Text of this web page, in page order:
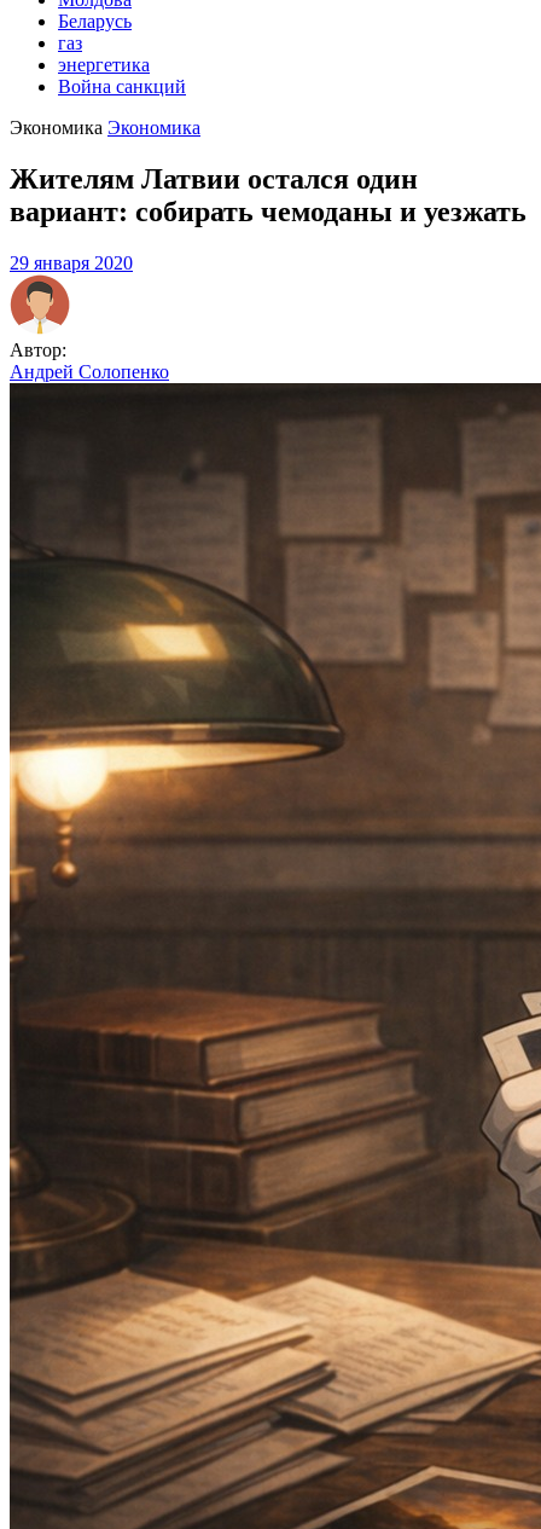
Беларусь
газ
энергетика
Война санкций
Экономика Экономика
Жителям Латвии остался один
вариант: собирать чемоданы и уезжать
29 января 2020
Автор:
Андрей Солопенко